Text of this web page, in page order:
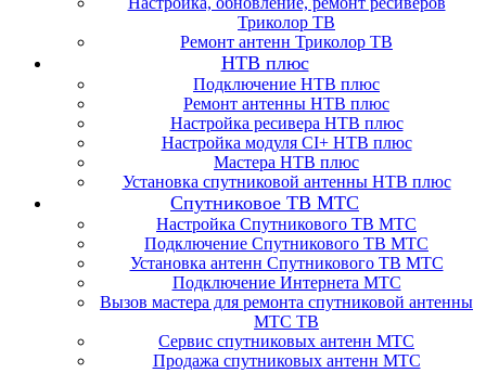
Триколор ТВ
Ремонт антенн Триколор ТВ
НТВ плюс
Подключение НТВ плюс
Ремонт антенны НТВ плюс
Настройка ресивера НТВ плюс
Настройка модуля CI+ НТВ плюс
Мастера НТВ плюс
Установка спутниковой антенны НТВ плюс
Спутниковое ТВ МТС
Настройка Спутникового ТВ МТС
Подключение Спутникового ТВ МТС
Установка антенн Спутникового ТВ МТС
Подключение Интернета МТС
Вызов мастера для ремонта спутниковой антенны
МТС ТВ
Сервис спутниковых антенн МТС
Продажа спутниковых антенн МТС